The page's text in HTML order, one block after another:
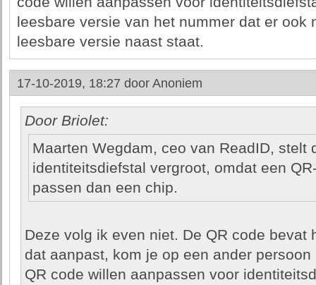
leesbare versie van het nummer dat er ook
leesbare versie naast staat.
17-10-2019, 18:27 door Anoniem
Door Briolet:
Maarten Wegdam, ceo van ReadID, stelt
identiteitsdiefstal vergroot, omdat een
passen dan een chip.
Deze volg ik even niet. De QR code bevat
dat aanpast, kom je op een ander
QR code willen aanpassen voor